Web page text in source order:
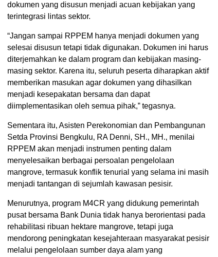
dokumen yang disusun menjadi acuan kebijakan yang
terintegrasi lintas sektor.
“Jangan sampai RPPEM hanya menjadi dokumen yang
selesai disusun tetapi tidak digunakan. Dokumen ini harus
diterjemahkan ke dalam program dan kebijakan masing-
masing sektor. Karena itu, seluruh peserta diharapkan aktif
memberikan masukan agar dokumen yang dihasilkan
menjadi kesepakatan bersama dan dapat
diimplementasikan oleh semua pihak,” tegasnya.
Sementara itu, Asisten Perekonomian dan Pembangunan
Setda Provinsi Bengkulu, RA Denni, SH., MH., menilai
RPPEM akan menjadi instrumen penting dalam
menyelesaikan berbagai persoalan pengelolaan
mangrove, termasuk konflik tenurial yang selama ini masih
menjadi tantangan di sejumlah kawasan pesisir.
Menurutnya, program M4CR yang didukung pemerintah
pusat bersama Bank Dunia tidak hanya berorientasi pada
rehabilitasi ribuan hektare mangrove, tetapi juga
mendorong peningkatan kesejahteraan masyarakat pesisir
melalui pengelolaan sumber daya alam yang